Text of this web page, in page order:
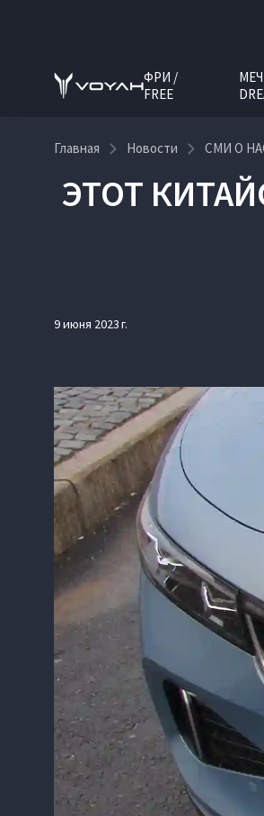
ФРИ /
FREE
Главная Новости СМИ О
ЭТОТ
9 июня 2023 г.